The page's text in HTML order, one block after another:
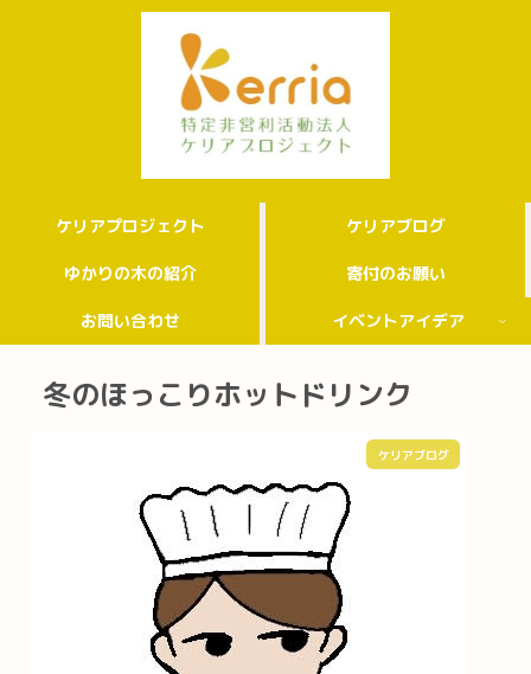
ケリアプロジェクト ケリアブログ
ゆかりの木の紹介 寄付のお願い
お問い合わせ イベントアイデア
冬のほっこりホットドリンク
ケリアブログ